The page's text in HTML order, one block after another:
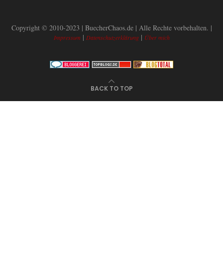
Copyright © 2010-2023 | BuecherChaos.de | Alle Rechte vorbehalten. |
Impressum | Datenschutzerklärung| Über mich
BACK TO TOP